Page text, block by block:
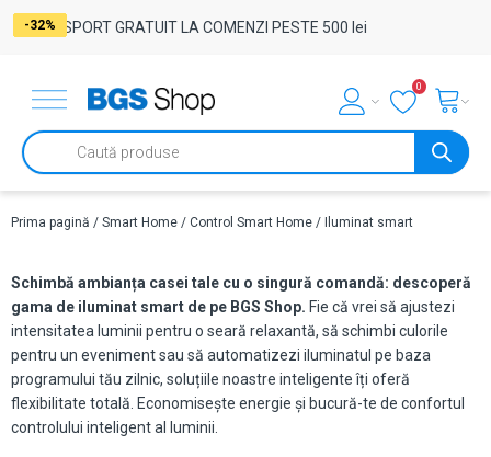
TRANSPORT GRATUIT LA COMENZI PESTE 500 lei
0
Products
search
Prima pagină / Smart Home / Control Smart Home / Iluminat smart
Schimbă ambianța casei tale cu o singură comandă: descoperă
gama de iluminat smart de pe BGS Shop. Fie că vrei să ajustezi
intensitatea luminii pentru o seară relaxantă, să schimbi culorile
pentru un eveniment sau să automatizezi iluminatul pe baza
programului tău zilnic, soluțiile noastre inteligente îți oferă
flexibilitate totală. Economisește energie și bucură-te de confortul
controlului inteligent al luminii.
-31%
-31%
-31%
-32%
-31%
-31%
-32%
-32%
-32%